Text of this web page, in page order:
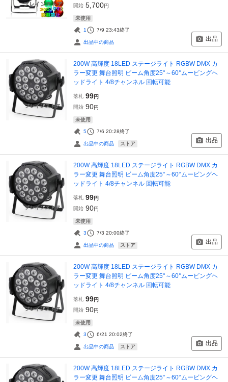
開始 5,700円
未使用
1 7/9 23:43終了
出品中の商品 出品
200W 高輝度 18LED ステージライト RGBW DMX カ
ラー変更 舞台照明 ビーム角度25°～60°ムービングヘ
ッドライト 4/8チャンネル 回転可能
落札 99円
開始 90円
未使用
5 7/6 20:28終了
出品中の商品 ストア 出品
200W 高輝度 18LED ステージライト RGBW DMX カ
ラー変更 舞台照明 ビーム角度25°～60°ムービングヘ
ッドライト 4/8チャンネル 回転可能
落札 99円
開始 90円
未使用
3 7/3 20:00終了
出品中の商品 ストア 出品
200W 高輝度 18LED ステージライト RGBW DMX カ
ラー変更 舞台照明 ビーム角度25°～60°ムービングヘ
ッドライト 4/8チャンネル 回転可能
落札 99円
開始 90円
未使用
3 6/21 20:02終了
出品中の商品 ストア 出品
200W 高輝度 18LED ステージライト RGBW DMX カ
ラー変更 舞台照明 ビーム角度25°～60°ムービングヘ